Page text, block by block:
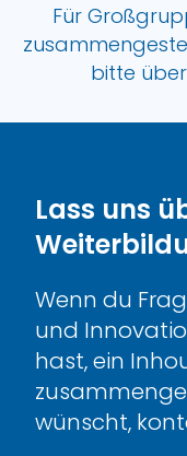
Für
bitte
Lass uns
Wenn du
und
hast, ein
wünscht,